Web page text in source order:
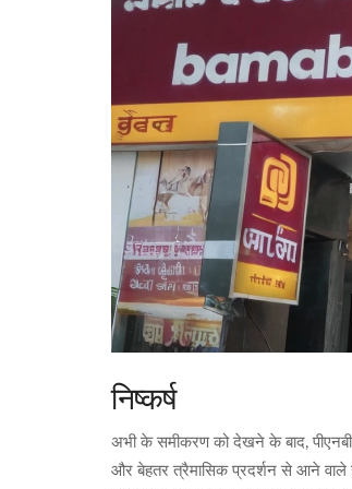
निष्कर्ष
अभी के समीकरण को देखने के बाद,
और बेहतर त्रैमासिक प्रदर्शन से आने वाले